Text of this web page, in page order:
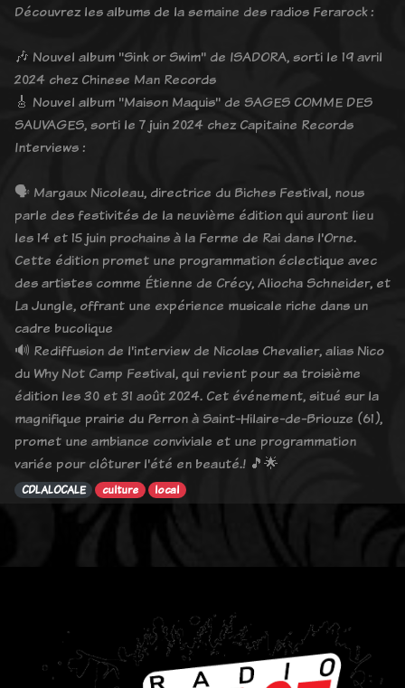
Découvrez les albums de la semaine des radios Ferarock :
🎶 Nouvel album "Sink or Swim" de ISADORA, sorti le 19 avril
2024 chez Chinese Man Records
🎸 Nouvel album "Maison Maquis" de SAGES COMME DES
SAUVAGES, sorti le 7 juin 2024 chez Capitaine Records
Interviews :
🗣️ Margaux Nicoleau, directrice du Biches Festival, nous
parle des festivités de la neuvième édition qui auront lieu
les 14 et 15 juin prochains à la Ferme de Rai dans l'Orne.
Cette édition promet une programmation éclectique avec
des artistes comme Étienne de Crécy, Aliocha Schneider, et
La Jungle, offrant une expérience musicale riche dans un
cadre bucolique
🔊 Rediffusion de l'interview de Nicolas Chevalier, alias Nico
du Why Not Camp Festival, qui revient pour sa troisième
édition les 30 et 31 août 2024. Cet événement, situé sur la
magnifique prairie du Perron à Saint-Hilaire-de-Briouze (61),
promet une ambiance conviviale et une programmation
variée pour clôturer l'été en beauté.! 🎵🌟
CDLALOCALE culture local